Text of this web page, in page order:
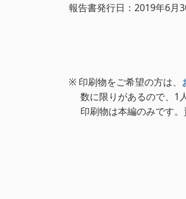
報告書発行日：2019年6月
※ 印刷物をご希望の方は、
数に限りがあるので、1
印刷物は本編のみです。